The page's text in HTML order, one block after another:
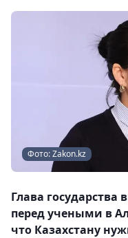
Фото: Zakon.kz
Глава
перед учеными в
что Казахстану